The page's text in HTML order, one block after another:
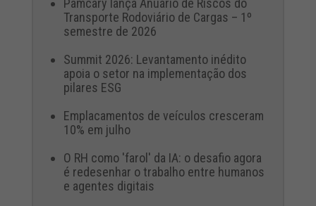
Pamcary lança Anuário de Riscos do
Transporte Rodoviário de Cargas – 1º
semestre de 2026
Summit 2026: Levantamento inédito
apoia o setor na implementação dos
pilares ESG
Emplacamentos de veículos cresceram
10% em julho
O RH como 'farol' da IA: o desafio agora
é redesenhar o trabalho entre humanos
e agentes digitais